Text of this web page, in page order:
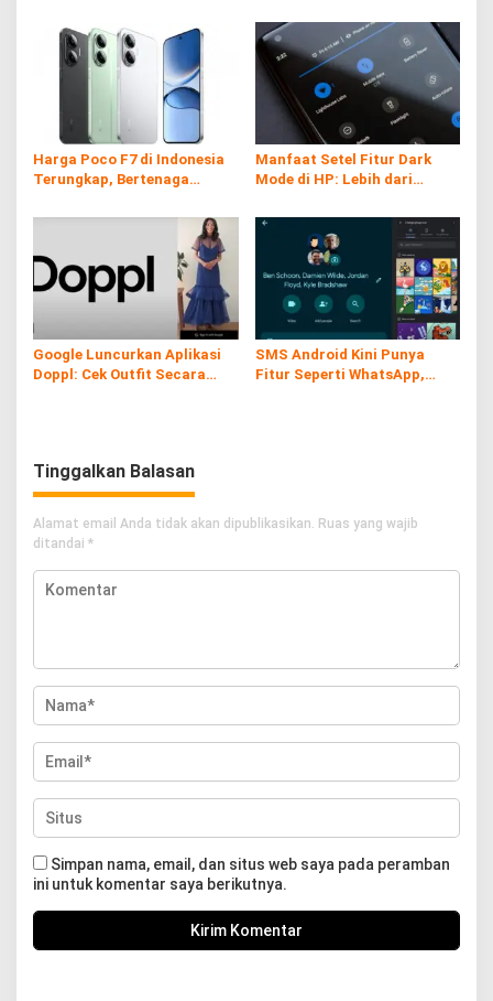
Ternyata Sangat Berguna
Harga Poco F7 di Indonesia
Terungkap, Bertenaga
Manfaat Setel Fitur Dark
Mode di HP: Lebih dari
Google Luncurkan Aplikasi
Doppl: Cek Outfit Secara
SMS Android Kini Punya
Fitur Seperti WhatsApp,
Tinggalkan Balasan
Alamat email Anda tidak akan dipublikasikan. Ruas yang wajib
ditandai *
Simpan nama, email, dan situs web saya pada peramban
ini untuk komentar saya berikutnya.